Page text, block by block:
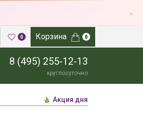
×
0 Корзина 0
8 (495) 255-12-13
круглосуточно
Акция дня